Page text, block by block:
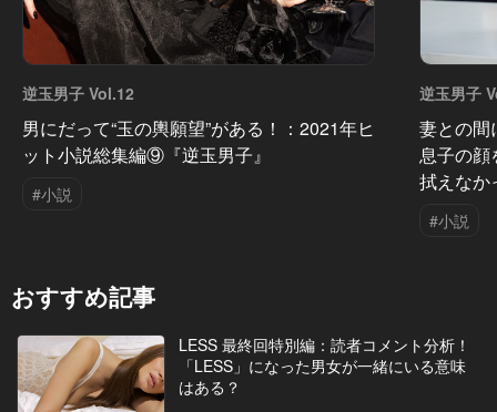
逆玉男子 Vol.12
男にだって“玉の輿願望”がある！：2021年ヒ
ット小説総集編⑨『逆玉男子』
#小説
逆玉男子
妻との
息子の顔
拭えなか
#小説
おすすめ記事
LESS 最終回特別編：読者コメント分析！
「LESS」になった男女が一緒にいる意味
はある？